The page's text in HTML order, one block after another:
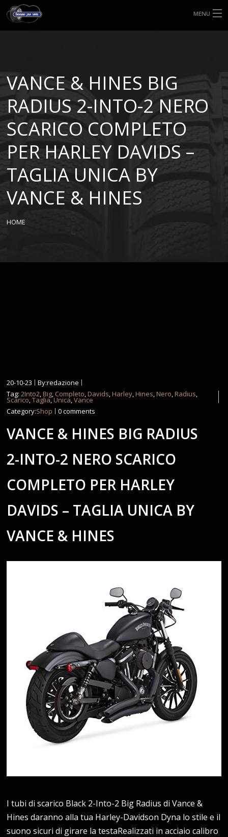
MENU
MISURE GOMME
BLOG
SHOP
VANCE & HINES BIG
RADIUS 2-INTO-2 NERO
SCARICO COMPLETO
PER HARLEY DAVIDS –
TAGLIA UNICA BY
VANCE & HINES
HOME
20-10-23
By:redazione
Tag:2Into2,Big, Completo,Davids,Harley,Hines,Nero,Radius,
Scarico,Taglia,Unica,Vance
Category:Shop 0 comments
VANCE & HINES BIG RADIUS
2-INTO-2 NERO SCARICO
COMPLETO PER HARLEY
DAVIDS – TAGLIA UNICA BY
VANCE & HINES
I tubi di scarico Black 2-Into-2 Big Radius di Vance &
Hines daranno alla tua Harley-Davidson Dyna lo stile e il
suono sicuri di girare la testaRealizzati in acciaio calibro